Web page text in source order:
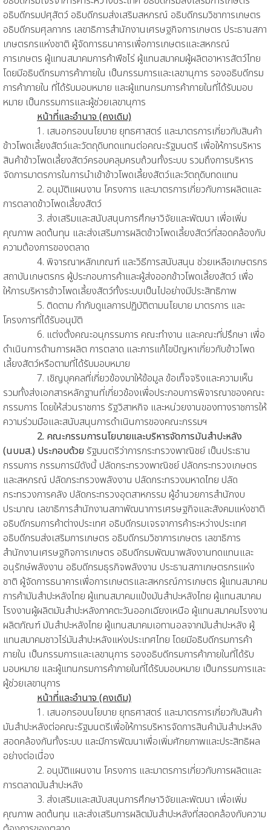
อธิบดีกรมปศุสัตว์ อธิบดีกรมส่งเสริมสหกรณ์ อธิบดีกรมวิชาการเกษตร
อธิบดีกรมศุลกากร เลขาธิการสำนักงานเศรษฐกิจการเกษตร ประธานสภา
เกษตรกรแห่งชาติ ผู้จัดการธนาคารเพื่อการเกษตรและสหกรณ์
การเกษตร ผู้แทนสมาคมการค้าพืชไร่ ผู้แทนสมาคมผู้ผลิตอาหารสัตว์ไทย
โดยมีอธิบดีกรมการค้าภายใน เป็นกรรมการและเลขานุการ รองอธิบดีกรม
การค้าภายใน ที่ได้รับมอบหมาย และผู้แทนกรมการค้าภายในที่ได้รับมอบ
หมาย เป็นกรรมการและผู้ช่วยเลขานุการ
หน้าที่และอำนาจ (คงเดิม)
1. เสนอกรอบนโยบาย ยุทธศาสตร์ และมาตรการเกี่ยวกับสินค้า
ข้าวโพดเลี้ยงสัตว์และวัตถุดิบทดแทนต่อคณะรัฐมนตรี เพื่อให้การบริหาร
สินค้าข้าวโพดเลี้ยงสัตว์ครอบคลุมครบถ้วนทั้งระบบ รวมถึงการบริหาร
จัดการมาตรการในการนำเข้าข้าวโพดเลี้ยงสัตว์และวัตถุดิบทดแทน
2. อนุมัติแผนงาน โครงการ และมาตรการเกี่ยวกับการผลิตและ
การตลาดข้าวโพดเลี้ยงสัตว์
3. ส่งเสริมและสนับสนุนการศึกษาวิจัยและพัฒนา เพื่อเพิ่ม
คุณภาพ ลดต้นทุน และส่งเสริมการผลิตข้าวโพดเลี้ยงสัตว์ที่สอดคล้องกับ
ความต้องการของตลาด
4. พิจารณาหลักเกณฑ์ และวิธีการสนับสนุน ช่วยเหลือเกษตรกร
สถาบันเกษตรกร ผู้ประกอบการค้าและผู้ส่งออกข้าวโพดเลี้ยงสัตว์ เพื่อ
ให้การบริหารข้าวโพดเลี้ยงสัตว์ทั้งระบบเป็นไปอย่างมีประสิทธิภาพ
5. ติดตาม กำกับดูแลการปฏิบัติตามนโยบาย มาตรการ และ
โครงการที่ได้รับอนุมัติ
6. แต่งตั้งคณะอนุกรรมการ คณะทำงาน และคณะที่ปรึกษา เพื่อ
ดำเนินการด้านการผลิต การตลาด และการแก้ไขปัญหาเกี่ยวกับข้าวโพด
เลี้ยงสัตว์หรือตามที่ได้รับมอบหมาย
7. เชิญบุคคลที่เกี่ยวข้องมาให้ข้อมูล ข้อเท็จจริงและความเห็น
รวมทั้งส่งเอกสารหลักฐานที่เกี่ยวข้องเพื่อประกอบการพิจารณาของคณะ
กรรมการ โดยให้ส่วนราชการ รัฐวิสาหกิจ และหน่วยงานของทางราชการให้
ความร่วมมือและสนับสนุนการดำเนินการของคณะกรรมฯ
2. คณะกรรมการนโยบายและบริหารจัดการมันสำปะหลัง
(นบมส.) ประกอบด้วย รัฐมนตรีว่าการกระทรวงพาณิชย์ เป็นประธาน
กรรมการ กรรมการมีดังนี้ ปลัดกระทรวงพาณิชย์ ปลัดกระทรวงเกษตร
และสหกรณ์ ปลัดกระทรวงพลังงาน ปลัดกระทรวงมหาดไทย ปลัด
กระทรวงการคลัง ปลัดกระทรวงอุตสาหกรรม ผู้อำนวยการสำนักงบ
ประมาณ เลขาธิการสำนักงานสภาพัฒนาการเศรษฐกิจและสังคมแห่งชาติ
อธิบดีกรมการค้าต่างประเทศ อธิบดีกรมเจรจาการค้าระหว่างประเทศ
อธิบดีกรมส่งเสริมการเกษตร อธิบดีกรมวิชาการเกษตร เลขาธิการ
สำนักงานเศรษฐกิจการเกษตร อธิบดีกรมพัฒนาพลังงานทดแทนและ
อนุรักษ์พลังงาน อธิบดีกรมธุรกิจพลังงาน ประธานสภาเกษตรกรแห่ง
ชาติ ผู้จัดการธนาคารเพื่อการเกษตรและสหกรณ์การเกษตร ผู้แทนสมาคม
การค้ามันสำปะหลังไทย ผู้แทนสมาคมแป้งมันสำปะหลังไทย ผู้แทนสมาคม
โรงงานผู้ผลิตมันสำปะหลังภาคตะวันออกเฉียงเหนือ ผู้แทนสมาคมโรงงาน
ผลิตภัณฑ์ มันสำปะหลังไทย ผู้แทนสมาคมเอทานอลจากมันสำปะหลัง ผู้
แทนสมาคมชาวไร่มันสำปะหลังแห่งประเทศไทย โดยมีอธิบดีกรมการค้า
ภายใน เป็นกรรมการและเลขานุการ รองอธิบดีกรมการค้าภายในที่ได้รับ
มอบหมาย และผู้แทนกรมการค้าภายในที่ได้รับมอบหมาย เป็นกรรมการและ
ผู้ช่วยเลขานุการ
หน้าที่และอำนาจ (คงเดิม)
1. เสนอกรอบนโยบาย ยุทธศาสตร์ และมาตรการเกี่ยวกับสินค้า
มันสำปะหลังต่อคณะรัฐมนตรีเพื่อให้การบริหารจัดการสินค้ามันสำปะหลัง
สอดคล้องกันทั้งระบบ และมีการพัฒนาเพื่อเพิ่มศักยภาพและประสิทธิผล
อย่างต่อเนื่อง
2. อนุมัติแผนงาน โครงการ และมาตรการเกี่ยวกับการผลิตและ
การตลาดมันสำปะหลัง
3. ส่งเสริมและสนับสนุนการศึกษาวิจัยและพัฒนา เพื่อเพิ่ม
คุณภาพ ลดต้นทุน และส่งเสริมการผลิตมันสำปะหลังที่สอดคล้องกับความ